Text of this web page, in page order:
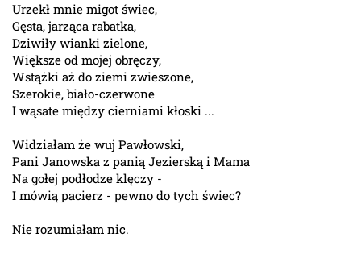
Urzekł mnie migot świec,
Gęsta, jarząca rabatka,
Dziwiły wianki zielone,
Większe od mojej obręczy,
Wstążki aż do ziemi zwieszone,
Szerokie, biało-czerwone
I wąsate między cierniami kłoski ...
Widziałam że wuj Pawłowski,
Pani Janowska z panią Jezierską i Mama
Na gołej podłodze klęczy -
I mówią pacierz - pewno do tych świec?
Nie rozumiałam nic.